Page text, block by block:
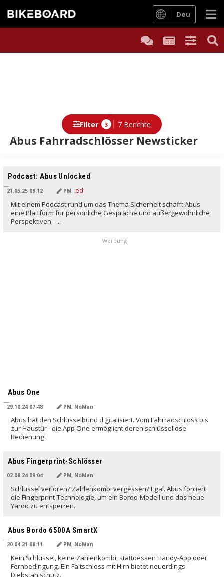
Deu
Abus Fahrradschlösser Newsticker
Filter 3 7 Berichte
Berichte
Podcast: Abus Unlocked
21.05.25 09:12 PM
Mit einem Podcast rund um das Thema Sicherheit schafft Abus
eine Plattform für persönliche Gespräche und außergewöhnliche
Perspektiven - ...
Werbung
Abus One
29.10.24 07:48 PM, NoMan
Abus hat den Schlüsselbund digitalisiert. Vom Fahrradschloss bis
zur Haustür - die App One ermöglicht deren schlüssellose
Bedienung.
Abus Fingerprint-Schlösser
02.08.24 09:04 PM, NoMan
Schlüssel verloren? Zahlenkombi vergessen? Egal. Abus forciert
die Fingerprint-Technologie, um ein Bordo-Modell und das neue
Yardo zu entsperren.
Abus Bordo 6500A SmartX
20.04.21 08:11 PM, NoMan
Kein Schlüssel, keine Zahlenkombi, stattdessen Handy-App oder
Fernbedingung. Ein Faltschloss mit Hirn bietet neuerdings
Diebstahlschutz.